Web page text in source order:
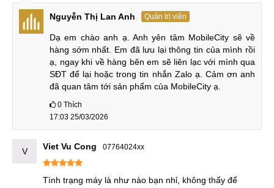
AMOLED 6,43 inch, tuy cả hai máy có cùng độ phân giải
Full HD+ nhưng Note 12 có tầm số quét 120Hz và đố sáng
màn hình 1200nits cao hơn 90Hz và 1000nits trên thế hệ
tiền nhiệm.
Màn hình
Về thiết kế, Note 12 có điểm nổi bật ở cụm camera sau với 2
ống kính được đặt trong một mô-đun hình chữ nhật giống
như phiên bản trước, tuy nhiên phần mô-đun camera trên
Nguyễn Thị Lan Anh Quản trị viên
Dạ em chào anh ạ. Anh yên tâm MobileCity sẽ về
hàng sớm nhất. Em đã lưu lại thông tin của mình rồi
ạ, ngay khi về hàng bên em sẽ liên lạc với mình qua
SĐT để lại hoặc trong tin nhắn Zalo ạ. Cảm ơn anh
đã quan tâm tới sản phẩm của MobileCity ạ.
0 Thích
17:03 25/03/2026
V Viet Vu Cong 07764024xx
Tình trạng máy là như nào bạn nhỉ, không thấy để